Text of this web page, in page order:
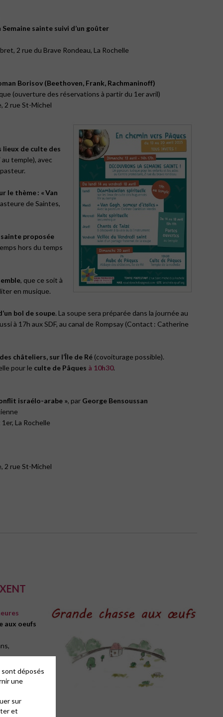
sainte suivi d’un goûter
2 rue du Brave Rondeau, La Rochelle
Borisov (Beethoven, Frank, Rachma­­ninoff)
(ouverture des réservations à partir du 1er avril)
2 rue St-Michel
de culte des
au temple), avec
le thème : « Van
de Saintes,
proposée
hors du temps
, que ce soit à
en musique.
bol de soupe. La soupe sera préparée dans la journée au
à 17h aux SDF, au canal de Rompsay (Contact : Catherine
châteliers, sur l’Île de Ré (covoiturage possible).
pour le culte de Pâques à 10h30.
israélo-arabe », par George Bensoussan
La Rochelle
2 rue St-Michel
aux oeufs
la
déposés
une
sur
et